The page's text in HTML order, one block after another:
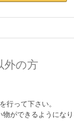
外の方
行って下さい。
ができるようになり